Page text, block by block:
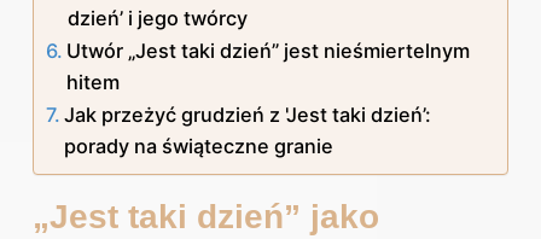
dzień’ i jego twórcy
Utwór „Jest taki dzień” jest nieśmiertelnym
hitem
Jak przeżyć grudzień z 'Jest taki dzień’:
porady na świąteczne granie
„Jest taki dzień” jako